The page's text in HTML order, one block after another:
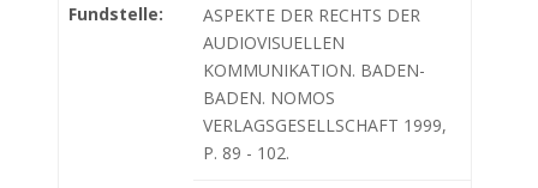
Fundstelle:
ASPEKTE DER RECHTS DER
AUDIOVISUELLEN
KOMMUNIKATION. BADEN-
BADEN. NOMOS
VERLAGSGESELLSCHAFT 1999,
P. 89 - 102.